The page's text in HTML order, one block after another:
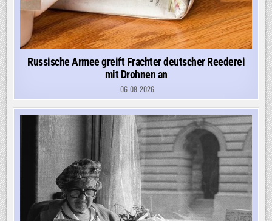
Russische Armee greift Frachter deutscher Reederei
mit Drohnen an
06-08-2026